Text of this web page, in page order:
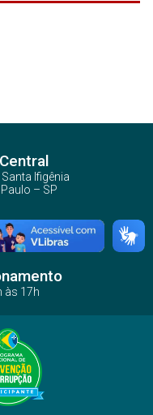
Ifigênia
– SP
às 17h